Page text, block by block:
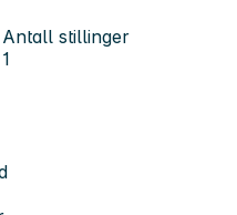
Antall stillinger
1